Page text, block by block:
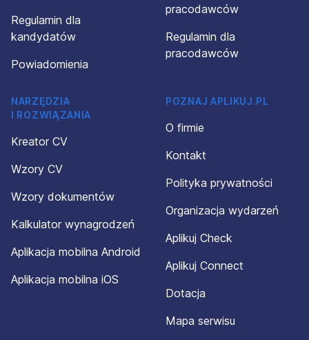
Regulamin dla
kandydatów
Powiadomienia
pracodawców
Regulamin dla
pracodawców
NARZĘDZIA
I ROZWIĄZANIA
Kreator CV
Wzory CV
Wzory dokumentów
Kalkulator wynagrodzeń
Aplikacja mobilna Android
Aplikacja mobilna iOS
POZNAJ APLIKUJ.PL
O firmie
Kontakt
Polityka prywatności
Organizacja wydarzeń
Aplikuj Check
Aplikuj Connect
Dotacja
Mapa serwisu